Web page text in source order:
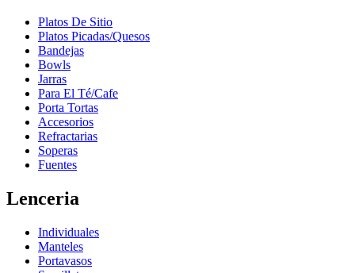
Platos De Sitio
Platos Picadas/Quesos
Bandejas
Bowls
Jarras
Para El Té/Cafe
Porta Tortas
Accesorios
Refractarias
Soperas
Fuentes
Lenceria
Individuales
Manteles
Portavasos